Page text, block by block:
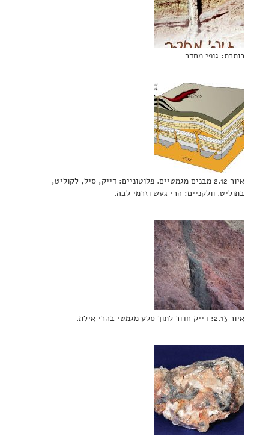
כותרת: גופי מחדר
איור 2.12 מבנים מגמטיים. פלוטוניים: דייק, סיל, לקוליט,
בתוליט. וולקניים: הרי געש וזרמי לבה.
איור 2.13: דייק חדור לתוך סלע מגמטי בהרי אילת.